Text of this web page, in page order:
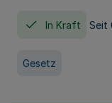
In Kraft Seit
Gesetz